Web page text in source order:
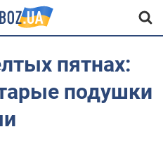
пятнах:
подушки